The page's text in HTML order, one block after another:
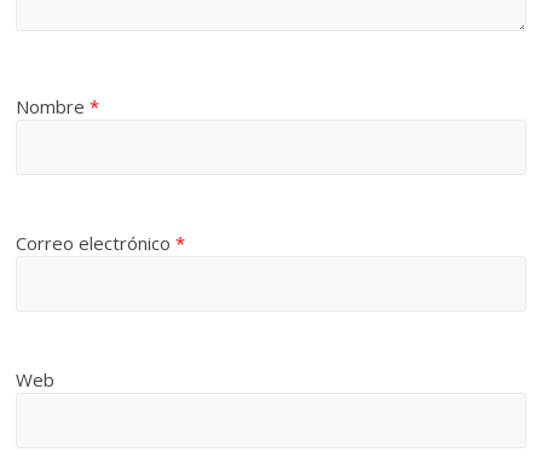
Nombre*
Correo electrónico*
Web